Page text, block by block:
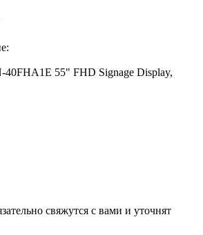
55" FHD Signage Display,
свяжутся с вами и уточнят